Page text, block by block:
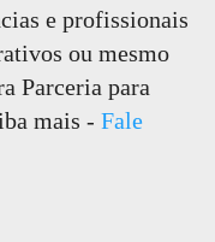
e profissionais
ou mesmo
Parceria para
mais - Fale